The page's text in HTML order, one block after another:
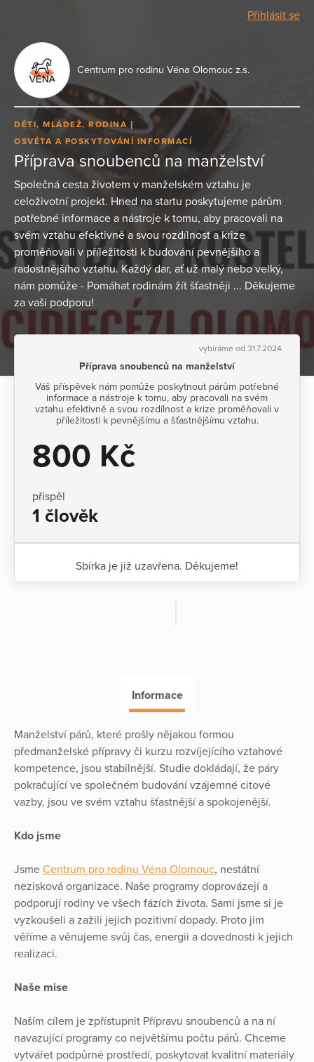
Přihlásit se
Centrum pro rodinu Véna Olomouc z.s.
DĚTI, MLÁDEŽ, RODINA
OSVĚTA A POSKYTOVÁNÍ INFORMACÍ
Příprava snoubenců na manželství
Společná cesta životem v manželském vztahu je
celoživotní projekt. Hned na startu poskytujeme párům
potřebné informace a nástroje k tomu, aby pracovali na
svém vztahu efektivně a svou rozdílnost a krize
proměňovali v příležitosti k budování pevnějšího a
radostnějšího vztahu. Každý dar, ať už malý nebo velký,
nám pomůže - Pomáhat rodinám žít šťastněji ... Děkujeme
za vaši podporu!
vybíráme od 31.7.2024
Příprava snoubenců na manželství
Váš příspěvek nám pomůže poskytnout párům potřebné
informace a nástroje k tomu, aby pracovali na svém
vztahu efektivně a svou rozdílnost a krize proměňovali v
příležitosti k pevnějšímu a šťastnějšímu vztahu.
800 Kč
přispěl
1 člověk
Sbírka je již uzavřena. Děkujeme!
Informace
Manželství párů, které prošly nějakou formou
předmanželské přípravy či kurzu rozvíjejícího vztahové
kompetence, jsou stabilnější. Studie dokládají, že páry
pokračující ve společném budování vzájemné citové
vazby, jsou ve svém vztahu šťastnější a spokojenější.
Kdo jsme
Jsme Centrum pro rodinu Véna Olomouc, nestátní
nezisková organizace. Naše programy doprovázejí a
podporují rodiny ve všech fázích života. Sami jsme si je
vyzkoušeli a zažili jejich pozitivní dopady. Proto jim
věříme a věnujeme svůj čas, energii a dovednosti k jejich
realizaci.
Naše mise
Naším cílem je zpřístupnit Přípravu snoubenců a na ní
navazující programy co největšímu počtu párů. Chceme
vytvářet podpůrné prostředí, poskytovat kvalitní materiály